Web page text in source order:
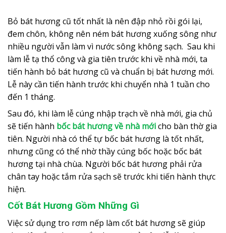
Bỏ bát hương cũ tốt nhất là nên đập nhỏ rồi gói lại,
đem chôn, không nên ném bát hương xuống sông như
nhiều người vẫn làm vì nước sông không sạch. Sau khi
làm lễ tạ thổ công và gia tiên trước khi về nhà mới, ta
tiến hành bỏ bát hương cũ và chuẩn bị bát hương mới.
Lễ này cần tiến hành trước khi chuyển nhà 1 tuần cho
đến 1 tháng.
Sau đó, khi làm lễ cúng nhập trạch về nhà mới, gia chủ
sẽ tiến hành bốc bát hương về nhà mớicho bàn thờ gia
tiên. Người nhà có thể tự bốc bát hương là tốt nhất,
nhưng cũng có thể nhờ thầy cúng bốc hoặc bốc bát
hương tại nhà chùa. Người bốc bát hương phải rửa
chân tay hoặc tắm rửa sạch sẽ trước khi tiến hành thực
hiện.
Cốt Bát Hương Gồm Những Gì
Việc sử dụng tro rơm nếp làm cốt bát hương sẽ giúp